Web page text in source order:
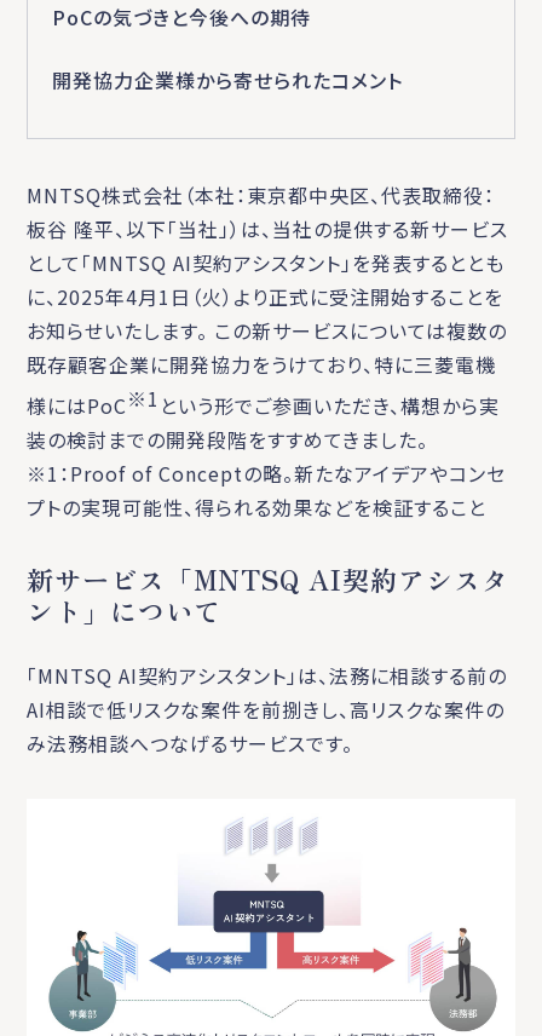
PoCの気づきと今後への期待
開発協力企業様から寄せられたコメント
MNTSQ株式会社（本社：東京都中央区、代表取締役：
板谷 隆平、以下「当社」）は、当社の提供する新サービス
として「MNTSQ AI契約アシスタント」を発表するととも
に、2025年4月1日（火）より正式に受注開始することを
お知らせいたします。 この新サービスについては複数の
既存顧客企業に開発協力をうけており、特に三菱電機
様にはPoC※1 という形でご参画いただき、構想から実
装の検討までの開発段階をすすめてきました。
※1：Proof of Conceptの略。新たなアイデアやコンセ
プトの実現可能性、得られる効果などを検証すること
新サービス「MNTSQ AI契約アシスタ
ント」について
「MNTSQ AI契約アシスタント」は、法務に相談する前の
AI相談で低リスクな案件を前捌きし、高リスクな案件の
み法務相談へつなげるサービスです。